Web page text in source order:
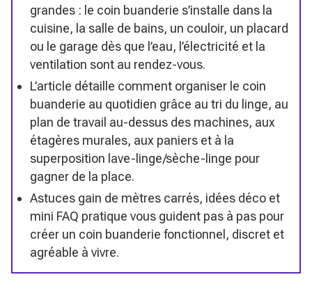
grandes : le coin buanderie s’installe dans la
cuisine, la salle de bains, un couloir, un placard
ou le garage dès que l’eau, l’électricité et la
ventilation sont au rendez-vous.
L’article détaille comment organiser le coin
buanderie au quotidien grâce au tri du linge, au
plan de travail au-dessus des machines, aux
étagères murales, aux paniers et à la
superposition lave-linge/sèche-linge pour
gagner de la place.
Astuces gain de mètres carrés, idées déco et
mini FAQ pratique vous guident pas à pas pour
créer un coin buanderie fonctionnel, discret et
agréable à vivre.